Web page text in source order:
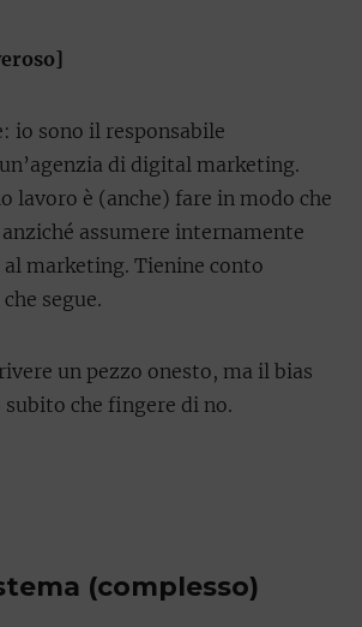
io sono il responsabile
di digital marketing.
lavoro è (anche) fare in modo che
assumere internamente
marketing. Tienine conto
segue.
un pezzo onesto, ma il bias
subito che fingere di no.
(complesso)